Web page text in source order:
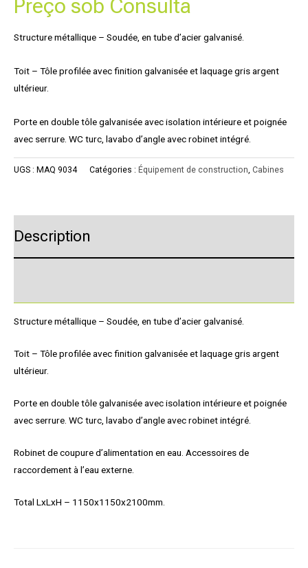
Preço sob Consulta
Structure métallique – Soudée, en tube d’acier galvanisé.
Toit – Tôle profilée avec finition galvanisée et laquage gris argent
ultérieur.
Porte en double tôle galvanisée avec isolation intérieure et poignée
avec serrure. WC turc, lavabo d’angle avec robinet intégré.
UGS : MAQ 9034 Catégories : Équipement de construction, Cabines
Description
Structure métallique – Soudée, en tube d’acier galvanisé.
Toit – Tôle profilée avec finition galvanisée et laquage gris argent
ultérieur.
Porte en double tôle galvanisée avec isolation intérieure et poignée
avec serrure. WC turc, lavabo d’angle avec robinet intégré.
Robinet de coupure d’alimentation en eau. Accessoires de
raccordement à l’eau externe.
Total LxLxH – 1150x1150x2100mm.